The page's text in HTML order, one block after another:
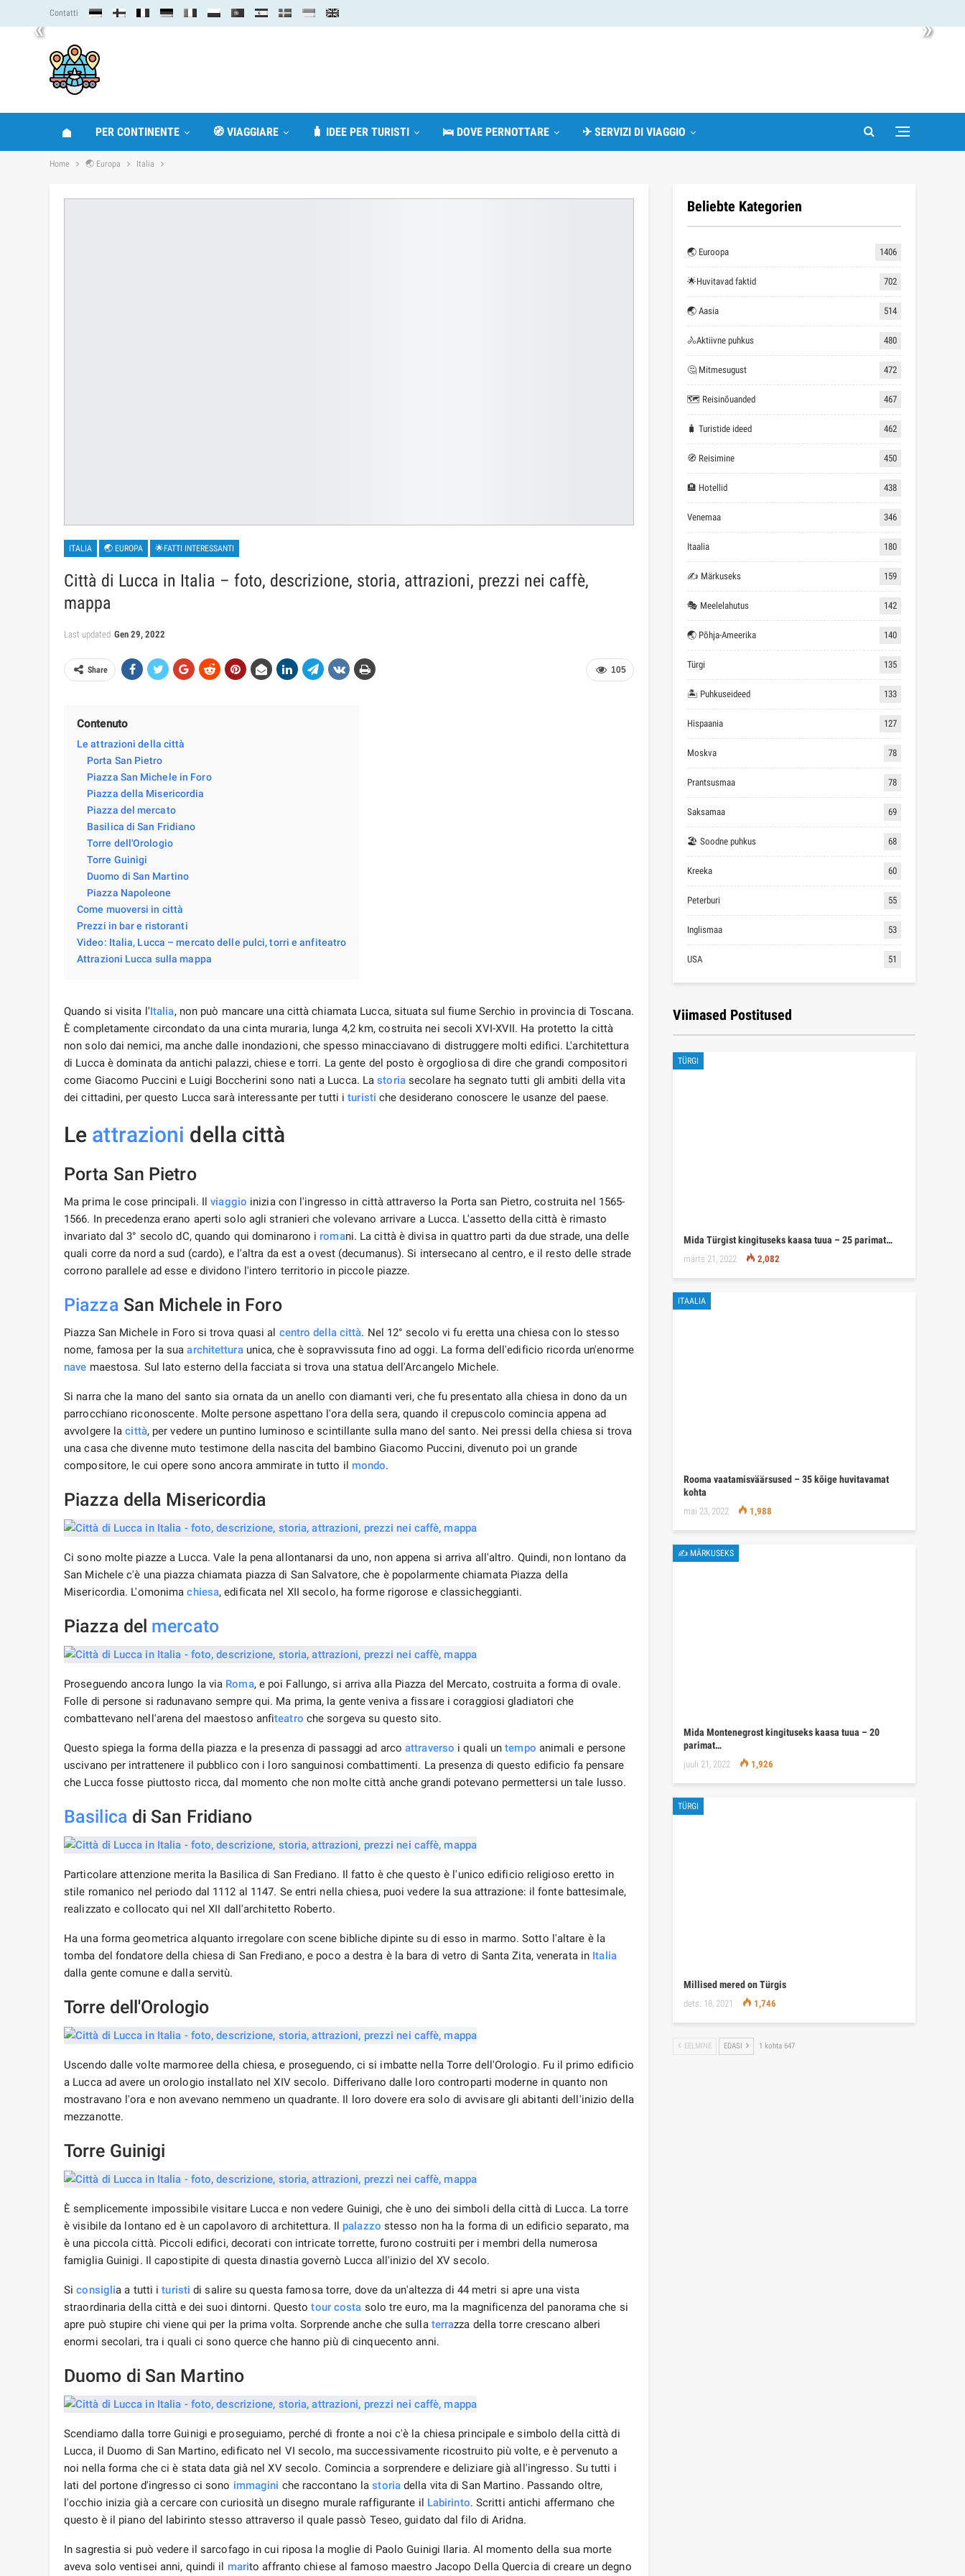
« »
Contatti
PER CONTINENTE 🧭 VIAGGIARE 🧳 IDEE PER TURISTI 🛌 DOVE PERNOTTARE ✈ SERVIZI DI VIAGGIO
Home 🌏 Europa Italia
ITALIA 🌏 EUROPA 🌟FATTI INTERESSANTI
Città di Lucca in Italia – foto, descrizione, storia, attrazioni, prezzi nei caffè,
mappa
Last updated Gen 29, 2022
105
Share
Contenuto
Le attrazioni della città
Porta San Pietro
Piazza San Michele in Foro
Piazza della Misericordia
Piazza del mercato
Basilica di San Fridiano
Torre dell'Orologio
Torre Guinigi
Duomo di San Martino
Piazza Napoleone
Come muoversi in città
Prezzi in bar e ristoranti
Video: Italia, Lucca – mercato delle pulci, torri e anfiteatro
Attrazioni Lucca sulla mappa
Quando si visita l'Italia, non può mancare una città chiamata Lucca, situata sul fiume Serchio in provincia di Toscana.
È completamente circondato da una cinta muraria, lunga 4,2 km, costruita nei secoli XVI-XVII. Ha protetto la città
non solo dai nemici, ma anche dalle inondazioni, che spesso minacciavano di distruggere molti edifici. L'architettura
di Lucca è dominata da antichi palazzi, chiese e torri. La gente del posto è orgogliosa di dire che grandi compositori
come Giacomo Puccini e Luigi Boccherini sono nati a Lucca. Lastoriasecolare ha segnato tutti gli ambiti della vita
dei cittadini, per questo Lucca sarà interessante per tutti ituristi che desiderano conoscere le usanze del paese.
Le attrazioni della città
Porta San Pietro
Ma prima le cose principali. Ilviaggio inizia con l'ingresso in città attraverso la Porta san Pietro, costruita nel 1565-
1566. In precedenza erano aperti solo agli stranieri che volevano arrivare a Lucca. L'assetto della città è rimasto
invariato dal 3° secolo dC, quando qui dominarono i romani. La città è divisa in quattro parti da due strade, una delle
quali corre da nord a sud (cardo), e l'altra da est a ovest (decumanus). Si intersecano al centro, e il resto delle strade
corrono parallele ad esse e dividono l'intero territorio in piccole piazze.
Piazza San Michele in Foro
Piazza San Michele in Foro si trova quasi al centro della città. Nel 12° secolo vi fu eretta una chiesa con lo stesso
nome, famosa per la suaarchitetturaunica, che è sopravvissuta fino ad oggi. La forma dell'edificio ricorda un'enorme
nave maestosa. Sul lato esterno della facciata si trova una statua dell'Arcangelo Michele.
Si narra che la mano del santo sia ornata da un anello con diamanti veri, che fu presentato alla chiesa in dono da un
parrocchiano riconoscente. Molte persone aspettano l'ora della sera, quando il crepuscolo comincia appena ad
avvolgere lacittà, per vedere un puntino luminoso e scintillante sulla mano del santo. Nei pressi della chiesa si trova
una casa che divenne muto testimone della nascita del bambino Giacomo Puccini, divenuto poi un grande
compositore, le cui opere sono ancora ammirate in tutto il mondo.
Piazza della Misericordia
Ci sono molte piazze a Lucca. Vale la pena allontanarsi da uno, non appena si arriva all'altro. Quindi, non lontano da
San Michele c'è una piazza chiamata piazza di San Salvatore, che è popolarmente chiamata Piazza della
Misericordia. L'omonimachiesa, edificata nel XII secolo, ha forme rigorose e classicheggianti.
Piazza del mercato
Proseguendo ancora lungo la via Roma, e poi Fallungo, si arriva alla Piazza del Mercato, costruita a forma di ovale.
Folle di persone si radunavano sempre qui. Ma prima, la gente veniva a fissare i coraggiosi gladiatori che
combattevano nell'arena del maestoso anfiteatro che sorgeva su questo sito.
Questo spiega la forma della piazza e la presenza di passaggi ad arco attraverso i quali untempo animali e persone
uscivano per intrattenere il pubblico con i loro sanguinosi combattimenti. La presenza di questo edificio fa pensare
che Lucca fosse piuttosto ricca, dal momento che non molte città anche grandi potevano permettersi un tale lusso.
Basilica di San Fridiano
Particolare attenzione merita la Basilica di San Frediano. Il fatto è che questo è l'unico edificio religioso eretto in
stile romanico nel periodo dal 1112 al 1147. Se entri nella chiesa, puoi vedere la sua attrazione: il fonte battesimale,
realizzato e collocato qui nel XII dall'architetto Roberto.
Ha una forma geometrica alquanto irregolare con scene bibliche dipinte su di esso in marmo. Sotto l'altare è la
tomba del fondatore della chiesa di San Frediano, e poco a destra è la bara di vetro di Santa Zita, venerata in Italia
dalla gente comune e dalla servitù.
Torre dell'Orologio
Uscendo dalle volte marmoree della chiesa, e proseguendo, ci si imbatte nella Torre dell'Orologio. Fu il primo edificio
a Lucca ad avere un orologio installato nel XIV secolo. Differivano dalle loro controparti moderne in quanto non
mostravano l'ora e non avevano nemmeno un quadrante. Il loro dovere era solo di avvisare gli abitanti dell'inizio della
mezzanotte.
Torre Guinigi
È semplicemente impossibile visitare Lucca e non vedere Guinigi, che è uno dei simboli della città di Lucca. La torre
è visibile da lontano ed è un capolavoro di architettura. Il palazzo stesso non ha la forma di un edificio separato, ma
è una piccola città. Piccoli edifici, decorati con intricate torrette, furono costruiti per i membri della numerosa
famiglia Guinigi. Il capostipite di questa dinastia governò Lucca all'inizio del XV secolo.
Siconsiglia a tutti ituristi di salire su questa famosa torre, dove da un'altezza di 44 metri si apre una vista
straordinaria della città e dei suoi dintorni. Questotour costa solo tre euro, ma la magnificenza del panorama che si
apre può stupire chi viene qui per la prima volta. Sorprende anche che sulla terrazza della torre crescano alberi
enormi secolari, tra i quali ci sono querce che hanno più di cinquecento anni.
Duomo di San Martino
Scendiamo dalla torre Guinigi e proseguiamo, perché di fronte a noi c'è la chiesa principale e simbolo della città di
Lucca, il Duomo di San Martino, edificato nel VI secolo, ma successivamente ricostruito più volte, e è pervenuto a
noi nella forma che ci è stata data già nel XV secolo. Comincia a sorprendere e deliziare già all'ingresso. Su tutti i
lati del portone d'ingresso ci sono immagini che raccontano lastoriadella vita di San Martino. Passando oltre,
l'occhio inizia già a cercare con curiosità un disegno murale raffigurante il Labirinto. Scritti antichi affermano che
questo è il piano del labirinto stesso attraverso il quale passò Teseo, guidato dal filo di Aridna.
In sagrestia si può vedere il sarcofago in cui riposa la moglie di Paolo Guinigi Ilaria. Al momento della sua morte
aveva solo ventisei anni, quindi il marito affranto chiese al famoso maestro Jacopo Della Quercia di creare un degno
Beliebte Kategorien
🌏 Euroopa 1406
🌟Huvitavad faktid 702
🌏 Aasia 514
🚴Aktiivne puhkus 480
🤔 Mitmesugust 472
🗺 Reisinõuanded 467
🧳 Turistide ideed 462
🧭 Reisimine 450
🏨 Hotellid 438
Venemaa 346
Itaalia 180
✍ Märkuseks 159
🎭 Meelelahutus 142
🌏 Põhja-Ameerika 140
Türgi 135
🏝 Puhkuseideed 133
Hispaania 127
Moskva 78
Prantsusmaa 78
Saksamaa 69
🏖 Soodne puhkus 68
Kreeka 60
Peterburi 55
Inglismaa 53
USA 51
Viimased Postitused
TÜRGI
Mida Türgist kingituseks kaasa tuua – 25 parimat…
märts 21, 2022 2,082
ITAALIA
Rooma vaatamisväärsused – 35 kõige huvitavamat
kohta
mai 23, 2022 1,988
✍ MÄRKUSEKS
Mida Montenegrost kingituseks kaasa tuua – 20
parimat…
juuli 21, 2022 1,926
TÜRGI
Millised mered on Türgis
dets. 18, 2021 1,746
EELMINE EDASI 1 kohta 647